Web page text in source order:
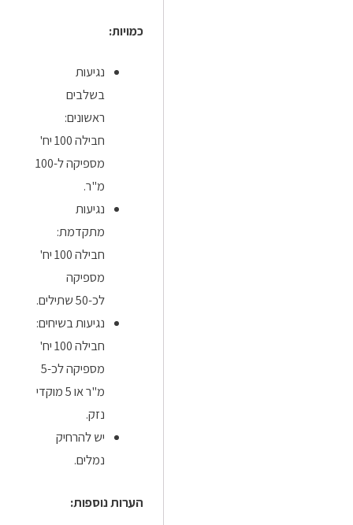
כמויות:
נגיעות
בשלבים
ראשונים:
חבילה 100 יח'
מספיקה ל-100
מ"ר.
נגיעות
מתקדמת:
חבילה 100 יח'
מספיקה
לכ-50 שתילים.
נגיעות בשיחים:
חבילה 100 יח'
מספיקה לכ-5
מ"ר או 5 מוקדי
נזק.
יש להרחיק
נמלים.
הערות נוספות: